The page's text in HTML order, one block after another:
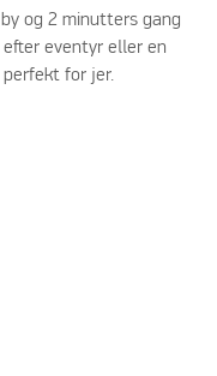
og 2 minutters gang
eventyr eller en
for jer.